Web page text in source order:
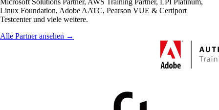
Microsoft Solutions Partner, AWS Training Partner, LPI Platinum,
Linux Foundation, Adobe AATC, Pearson VUE & Certiport
Testcenter und viele weitere.
Alle Partner ansehen →